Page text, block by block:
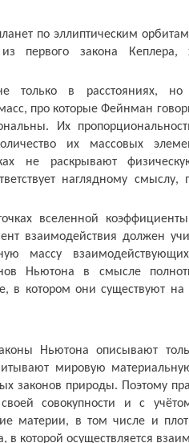
по эллиптическим
из первого закона
только в расстояниях,
про которые Фейнман
Их
их массовых
не раскрывают
наглядному
вселенной
взаимодействия должен
массу
Ньютона в смысле
в котором они существуют
Ньютона описывают
мировую
законов природы. Поэтому
совокупности и с
материи, в том числе и
в которой осуществляется